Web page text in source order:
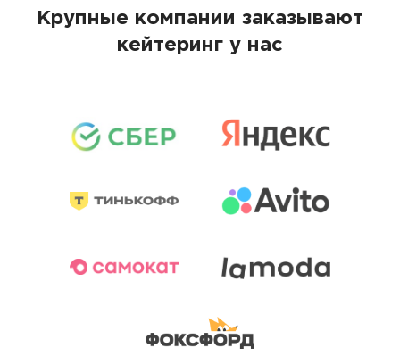
Крупные компании заказывают
кейтеринг у нас